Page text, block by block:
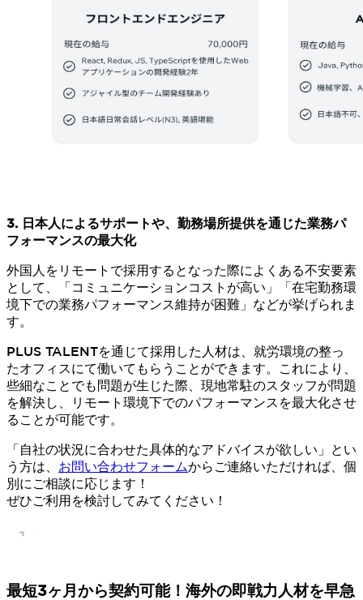
3. 日本人によるサポートや、勤務場所提供を通じた業務パ
フォーマンスの最大化
外国人をリモートで採用するとなった際によくある不安要素
として、「コミュニケーションコストが高い」「在宅勤務環
境下での業務パフォーマンス維持が困難」などが挙げられま
す。
PLUS TALENTを通じて採用した人材は、就労環境の整っ
たオフィスにて働いてもらうことができます。これにより、
些細なことでも問題が生じた際、現地常駐のスタッフが問題
を解決し、リモート環境下でのパフォーマンスを最大化させ
ることが可能です。
「自社の状況に合わせた具体的なアドバイスが欲しい」とい
う方は、 お問い合わせフォームからご連絡いただければ、個
別にご相談に応じます！
ぜひご利用を検討してみてください！
最短3ヶ月から契約可能！海外の即戦力人材を早急